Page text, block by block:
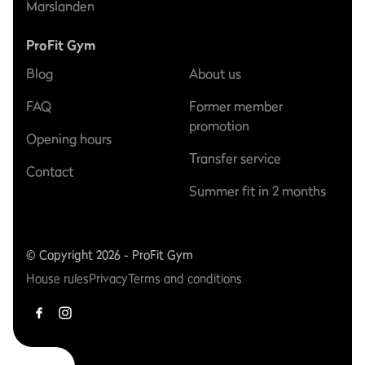
Marslanden
ProFit Gym
Blog
FAQ
Opening hours
Contact
About us
Former member
promotion
Transfer service
Summer fit in 2 months
© Copyright 2026 - ProFit Gym
House rulesPrivacyTerms and conditions